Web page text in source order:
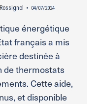
04/07/2024
énergétique
français a mis
destinée à
de thermostats
Cette aide,
et disponible